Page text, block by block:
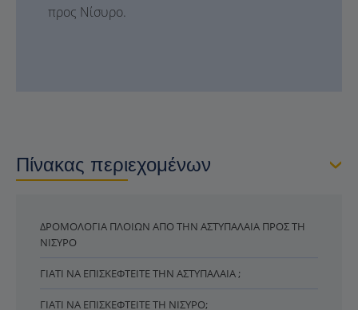
προς Νίσυρο.
Πίνακας περιεχομένων
ΔΡΟΜΟΛΌΓΙΑ ΠΛΟΊΩΝ ΑΠΌ ΤΗΝ ΑΣΤΥΠΆΛΑΙΑ ΠΡΟΣ ΤΗ
ΝΊΣΥΡΟ
ΓΙΑΤΊ ΝΑ ΕΠΙΣΚΕΦΤΕΊΤΕ ΤΗΝ ΑΣΤΥΠΆΛΑΙΑ ;
ΓΙΑΤΊ ΝΑ ΕΠΙΣΚΕΦΤΕΊΤΕ ΤΗ ΝΊΣΥΡΟ;